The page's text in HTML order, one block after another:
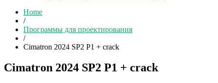
Home
/
Программы для проектирования
/
Cimatron 2024 SP2 P1 + crack
Cimatron 2024 SP2 P1 + crack